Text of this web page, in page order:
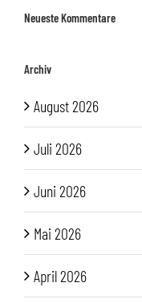
Neueste Kommentare
Archiv
August 2026
Juli 2026
Juni 2026
Mai 2026
April 2026